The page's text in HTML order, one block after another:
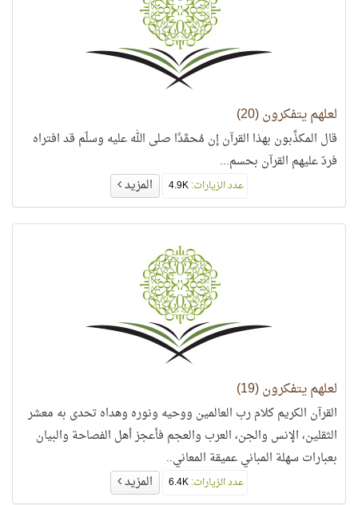
لعلهم يتفكرون (20)
قال المكذِّبون بهذا القرآن إن مُحمَّدًا صلى الله عليه وسلّم قد افتراه
فردّ عليهم القرآن بحسم...
عدد الزيارات: المزيد
لعلهم يتفكرون (19)
القرآن الكريم كلام رب العالمين ووحيه ونوره وهداه تحدى به معشر
الثقلين، الإنس والجن، العرب والعجم فأعجز أهل الفصاحة والبيان
بعبارات سهلة المباني عميقة المعاني..
عدد الزيارات: المزيد